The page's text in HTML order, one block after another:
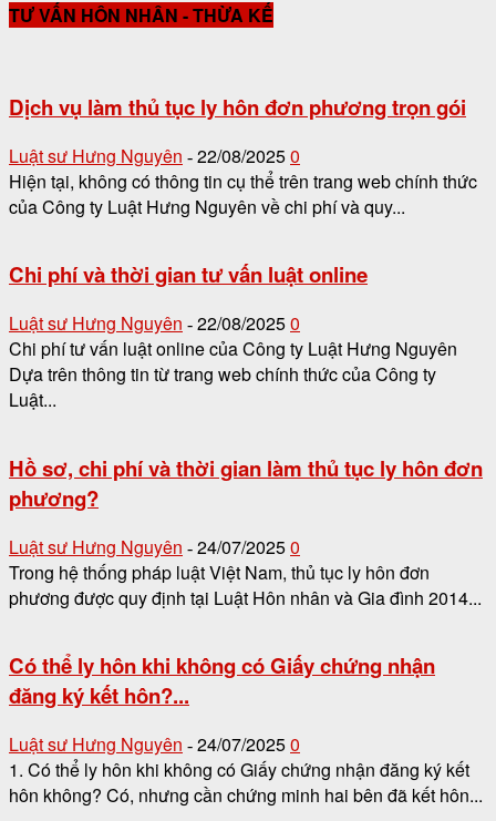
TƯ VẤN HÔN NHÂN - THỪA KẾ
Dịch vụ làm thủ tục ly hôn đơn phương trọn gói
Luật sư Hưng Nguyên - 22/08/20250
Hiện tại, không có thông tin cụ thể trên trang web chính thức
của Công ty Luật Hưng Nguyên về chi phí và quy...
Chi phí và thời gian tư vấn luật online
Luật sư Hưng Nguyên - 22/08/20250
Chi phí tư vấn luật online của Công ty Luật Hưng Nguyên
Dựa trên thông tin từ trang web chính thức của Công ty
Luật...
Hồ sơ, chi phí và thời gian làm thủ tục ly hôn đơn
phương?
Luật sư Hưng Nguyên - 24/07/20250
Trong hệ thống pháp luật Việt Nam, thủ tục ly hôn đơn
phương được quy định tại Luật Hôn nhân và Gia đình 2014...
Có thể ly hôn khi không có Giấy chứng nhận
đăng ký kết hôn?...
Luật sư Hưng Nguyên - 24/07/20250
1. Có thể ly hôn khi không có Giấy chứng nhận đăng ký kết
hôn không? Có, nhưng cần chứng minh hai bên đã kết hôn...